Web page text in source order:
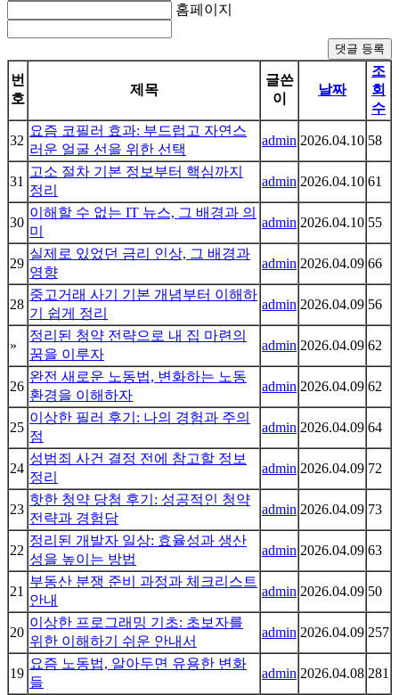
홈페이지
댓글 등록
번
호
제목
글쓴
이
날짜
조
회
수
32
요즘 코필러 효과: 부드럽고 자연스
러운 얼굴 선을 위한 선택
admin 2026.04.10 58
31
고소 절차 기본 정보부터 핵심까지
정리
admin 2026.04.10 61
30
이해할 수 없는 IT 뉴스, 그 배경과 의
미
admin 2026.04.10 55
29
실제로 있었던 금리 인상, 그 배경과
영향
admin 2026.04.09 66
28
중고거래 사기 기본 개념부터 이해하
기 쉽게 정리
admin 2026.04.09 56
»
정리된 청약 전략으로 내 집 마련의
꿈을 이루자
admin 2026.04.09 62
26
완전 새로운 노동법, 변화하는 노동
환경을 이해하자
admin 2026.04.09 62
25
이상한 필러 후기: 나의 경험과 주의
점
admin 2026.04.09 64
24
성범죄 사건 결정 전에 참고할 정보
정리
admin 2026.04.09 72
23
핫한 청약 당첨 후기: 성공적인 청약
전략과 경험담
admin 2026.04.09 73
22
정리된 개발자 일상: 효율성과 생산
성을 높이는 방법
admin 2026.04.09 63
21
부동산 분쟁 준비 과정과 체크리스트
안내
admin 2026.04.09 50
20
이상한 프로그래밍 기초: 초보자를
위한 이해하기 쉬운 안내서
admin 2026.04.09 257
19
요즘 노동법, 알아두면 유용한 변화
들
admin 2026.04.08 281